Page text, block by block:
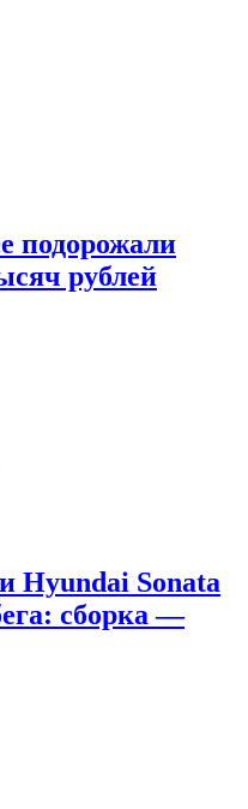
подорожали
рублей
Hyundai Sonata
сборка —